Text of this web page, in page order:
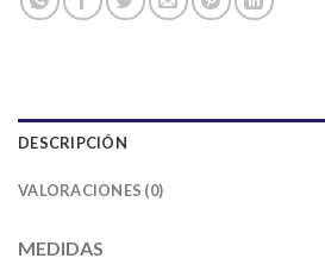
DESCRIPCIÓN
VALORACIONES (0)
MEDIDAS